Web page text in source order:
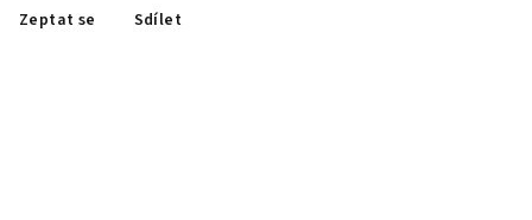
Zeptat se Sdílet